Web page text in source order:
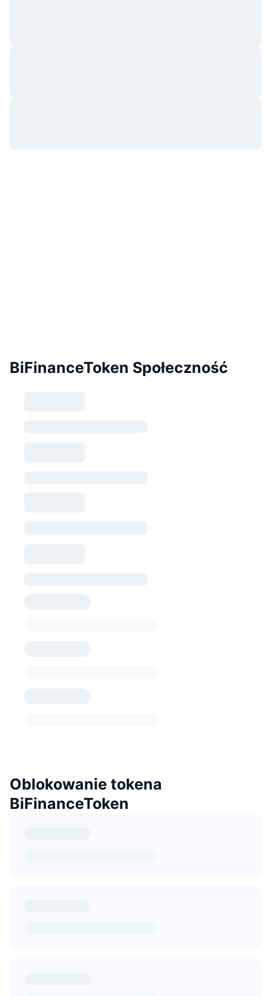
BiFinanceToken Społeczność
Oblokowanie tokena
BiFinanceToken